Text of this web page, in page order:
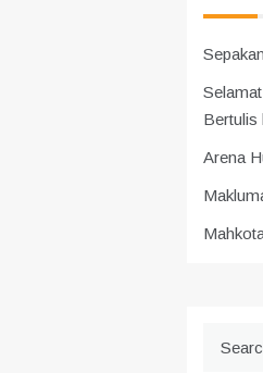
Bertulis
Arena